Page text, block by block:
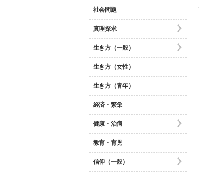
社会問題
真理探求
生き方（一般）
生き方（女性）
生き方（青年）
経済・繁栄
健康・治病
教育・育児
信仰（一般）